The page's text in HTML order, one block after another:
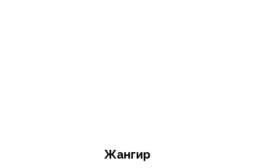
Жангир